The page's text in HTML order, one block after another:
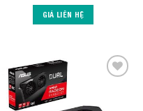
GIÁ LIÊN HỆ